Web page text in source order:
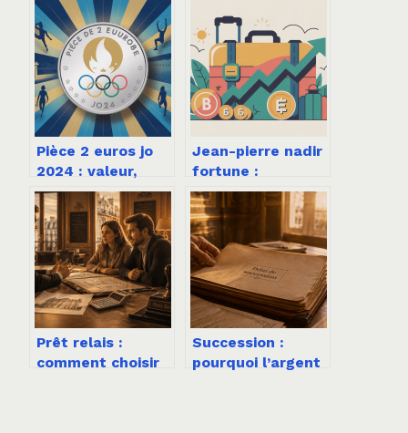
Pièce 2 euros jo
2024 : valeur,
rareté et conseils
de vente
Jean-pierre nadir
fortune :
parcours, chiffres
et stratégies d’un
entrepreneur
médiatique
Prêt relais :
comment choisir
Succession :
pourquoi l’argent